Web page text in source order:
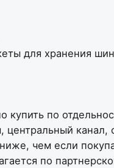
для хранения
купить по
чем если
по